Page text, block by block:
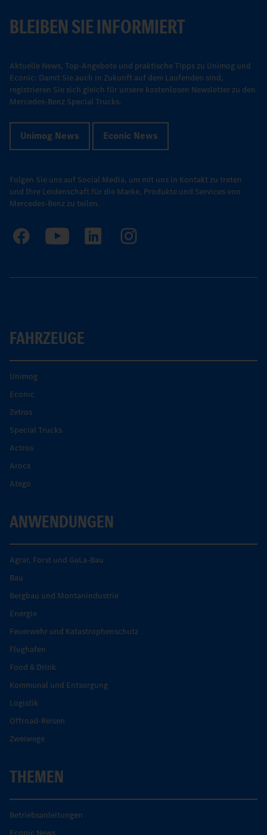
BLEIBEN SIE INFORMIERT
Aktuelle News, Top-Angebote und praktische Tipps zu Unimog und
Econic: Damit Sie auch in Zukunft auf dem Laufenden sind,
registrieren Sie sich gleich für unsere kostenlosen Newsletter zu den
Mercedes-Benz Special Trucks.
Unimog News Econic News
Folgen Sie uns auf Social Media, um mit uns in Kontakt zu treten
und Ihre Leidenschaft für die Marke, Produkte und Services von
Mercedes-Benz zu teilen.
FAHRZEUGE
Unimog
Econic
Zetros
Special Trucks
Actros
Arocs
Atego
ANWENDUNGEN
Agrar, Forst und GaLa-Bau
Bau
Bergbau und Montanindustrie
Energie
Feuerwehr und Katastrophenschutz
Flughafen
Food & Drink
Kommunal und Entsorgung
Logistik
Offroad-Reisen
Zweiwege
THEMEN
Betriebsanleitungen